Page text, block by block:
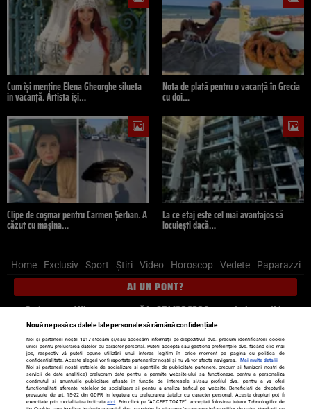
Cum își menține Elena Gheorghe silueta
în vacanță. Artista își…
Nota de plată pentru o vacanță în Grecia
cu doi…
Clipe de coșmar pentru Carmen Șerban. A
căzut cu mașina…
La ce etaj este cel mai avantajos să
locuiești dacă…
Home Exclusiv Sport Știri Video Horoscop Vedete Paparazzi
AI UN PONT?
Scrie-ne pe Whatsapp, sună la 0741226226 sau trimite mail la
pont@cancan.ro
Știri interne Știri externe
Politică
Ultimele stiri
Diete Insula Iubirii Dictionar de vise
LIFE STYLE
Horoscop
Nouă ne pasă ca datele tale personale să rămână confidențiale
Noi și partenerii noștri 1017stocăm și/sau accesăm informații pe dispozitivul dvs., precum identificatorii cookie
unici pentru prelucrarea datelor cu caracter personal. Puteți accepta sau gestiona preferințele dvs. făcând clic mai
jos, respectiv vă puteți opune utilizării unui interes legitim în orice moment pe pagina cu politica de
confidențialitate. Aceste alegeri vor fi raportate partenerilor noștri și nu vă vor afecta navigarea.
Mai multe detalii
Noi si partenerii nostri (retelele de socializare si agentiile de publicitate partenere, precum si furnizorii nostri de
servicii de date analitice) prelucram date pentru a permite website-ului sa functioneze, pentru a personaliza
continutul si anunturile publicitare afisate in functie de interesele si/sau profilul dvs., pentru a va oferi
functionalitati aferente retelelor de socializare si pentru a analiza traficul pe website. Beneficiati de drepturile
prevazute de art. 15-22 din GDPR in legatura cu prelucrarea datelor cu caracter personal. Aceste drepturi pot fi
exercitate prin modalitatea indicataaici . Prin click pe “ACCEPT TOATE”, acceptati folosirea tuturor Tehnologiilor de